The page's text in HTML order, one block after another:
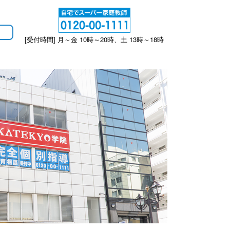
[受付時間] 月～金 10時～20時、土 13時～18時